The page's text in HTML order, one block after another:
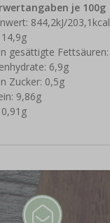
je 100g
844,2kJ/203,1kcal
gesättigte
6,9g
Zucker: 0,5g
9,86g
0,91g